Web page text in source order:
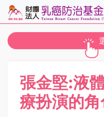
張金堅:液
療扮演的